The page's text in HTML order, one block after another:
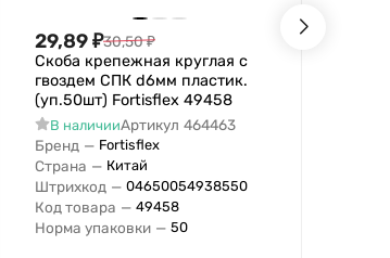
29,89₽30,50₽
Скоба крепежная круглая с
гвоздем СПК d6мм пластик.
(уп.50шт) Fortisflex 49458
В наличииАртикул 464463
Бренд — Fortisflex
Страна — Китай
Штрихкод — 04650054938550
Код товара — 49458
Норма упаковки — 50